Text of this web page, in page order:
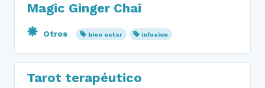
Magic Ginger Chai
Otros bien estar infusion
Tarot terapéutico